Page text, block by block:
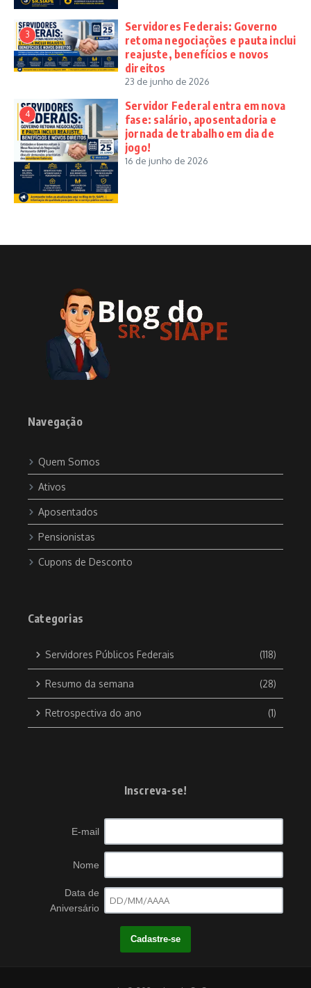
3
Servidores Federais: Governo
retoma negociações e pauta inclui
reajuste, benefícios e novos
direitos
23 de junho de 2026
4
Servidor Federal entra em nova
fase: salário, aposentadoria e
jornada de trabalho em dia de
jogo!
16 de junho de 2026
Navegação
Quem Somos
Ativos
Aposentados
Pensionistas
Cupons de Desconto
Categorias
Servidores Públicos Federais (118)
Resumo da semana (28)
Retrospectiva do ano (1)
Inscreva-se!
E-mail
Nome
Data de
Aniversário